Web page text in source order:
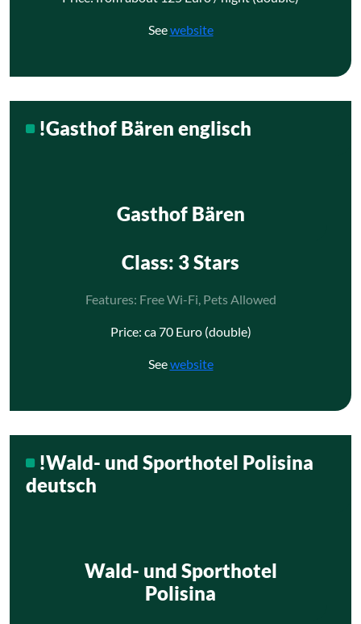
Seewebsite
!Gasthof Bären englisch
Gasthof Bären
Class: 3 Stars
Features: Free Wi-Fi, Pets Allowed
Price: ca 70 Euro (double)
Seewebsite
!Wald- und Sporthotel Polisina
deutsch
Wald- und Sporthotel
Polisina